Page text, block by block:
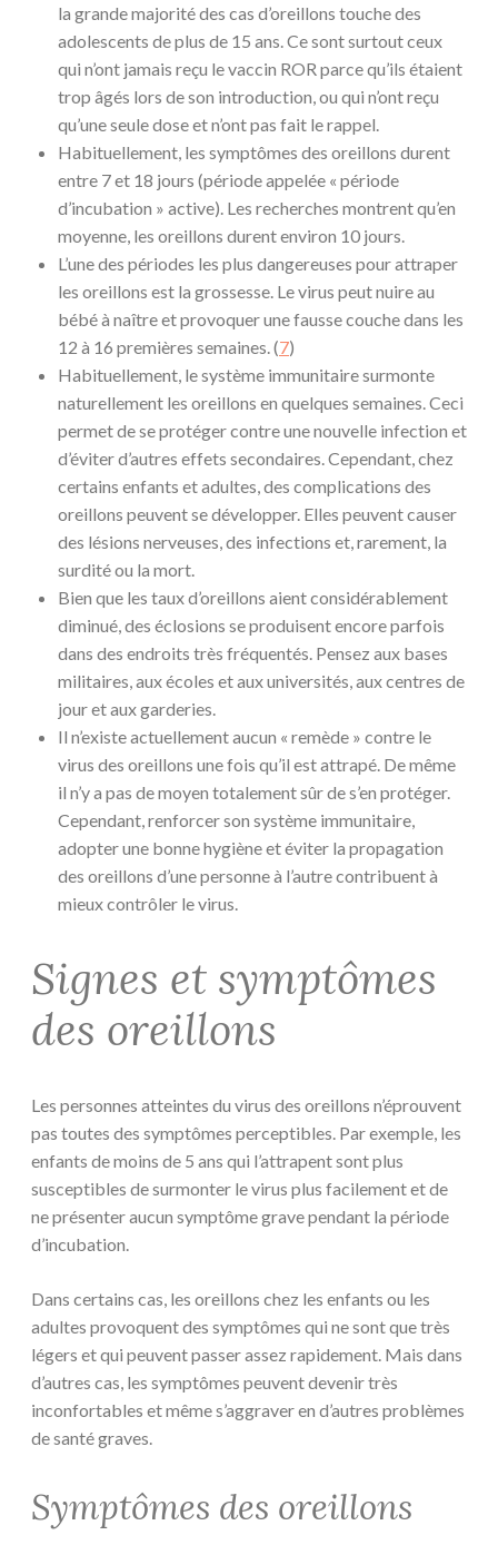
la grande majorité des cas d’oreillons touche des
adolescents de plus de 15 ans. Ce sont surtout ceux
qui n’ont jamais reçu le vaccin ROR parce qu’ils étaient
trop âgés lors de son introduction, ou qui n’ont reçu
qu’une seule dose et n’ont pas fait le rappel.
Habituellement, les symptômes des oreillons durent
entre 7 et 18 jours (période appelée « période
d’incubation » active). Les recherches montrent qu’en
moyenne, les oreillons durent environ 10 jours.
L’une des périodes les plus dangereuses pour attraper
les oreillons est la grossesse. Le virus peut nuire au
bébé à naître et provoquer une fausse couche dans les
12 à 16 premières semaines. (7)
Habituellement, le système immunitaire surmonte
naturellement les oreillons en quelques semaines. Ceci
permet de se protéger contre une nouvelle infection et
d’éviter d’autres effets secondaires. Cependant, chez
certains enfants et adultes, des complications des
oreillons peuvent se développer. Elles peuvent causer
des lésions nerveuses, des infections et, rarement, la
surdité ou la mort.
Bien que les taux d’oreillons aient considérablement
diminué, des éclosions se produisent encore parfois
dans des endroits très fréquentés. Pensez aux bases
militaires, aux écoles et aux universités, aux centres de
jour et aux garderies.
Il n’existe actuellement aucun « remède » contre le
virus des oreillons une fois qu’il est attrapé. De même
il n’y a pas de moyen totalement sûr de s’en protéger.
Cependant, renforcer son système immunitaire,
adopter une bonne hygiène et éviter la propagation
des oreillons d’une personne à l’autre contribuent à
mieux contrôler le virus.
Signes et symptômes
des oreillons
Les personnes atteintes du virus des oreillons n’éprouvent
pas toutes des symptômes perceptibles. Par exemple, les
enfants de moins de 5 ans qui l’attrapent sont plus
susceptibles de surmonter le virus plus facilement et de
ne présenter aucun symptôme grave pendant la période
d’incubation.
Dans certains cas, les oreillons chez les enfants ou les
adultes provoquent des symptômes qui ne sont que très
légers et qui peuvent passer assez rapidement. Mais dans
d’autres cas, les symptômes peuvent devenir très
inconfortables et même s’aggraver en d’autres problèmes
de santé graves.
Symptômes des oreillons